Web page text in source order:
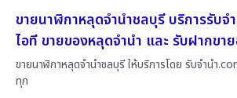
ขายนาฬิกาหลุดจำนำชลบุรี บริการรับ
ไอที ขายของหลุดจำนำ และ รับฝากขา
ขายนาฬิกาหลุดจำนำชลบุรี ให้บริการโดย รับจํานํา
ทุก